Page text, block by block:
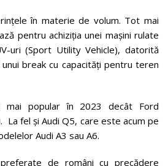
în materie de volum. Tot mai
pentru achiziția unei mașini rulate
uri (Sport Utility Vehicle), datorită
break cu capacități pentru teren
mai popular în 2023 decât Ford
La fel și Audi Q5, care este acum pe
Audi A3 sau A6.
de români cu precădere